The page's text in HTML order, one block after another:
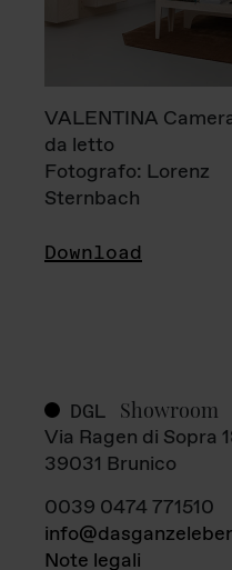
VALENTINA
da letto
Fotografo: Lorenz
Sternbach
Download
DGL Showroom
Via Ragen di Sopra
39031 Brunico
0039 0474 771510
Note legali